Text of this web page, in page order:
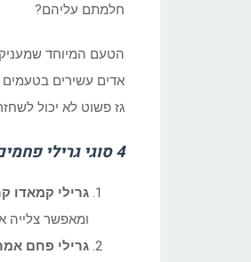
חלמתם עליהם?
הטעם המיוחד שמעניק
אדים עשירים
גז פשוט לא יכול
4 סוגי גרילי פחמים שכדאי להכיר לקראת העונה החדשה:
גרילי קמאדו
ומאפשר צלייה
גרילי פחם